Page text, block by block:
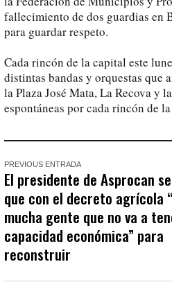
fallecimiento de dos guardias en
para guardar respeto.
Cada rincón de la capital este
distintas bandas y orquestas que
la Plaza José Mata, La Recova y
espontáneas por cada rincón de
PREVIOUS ENTRADA
El presidente de Asprocan
que con el decreto agrícola
mucha gente que no va a
capacidad económica” para
reconstruir